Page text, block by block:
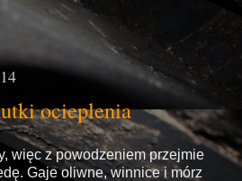
ocieplenia
więc z powodzeniem przejmie
Gaje oliwne, winnice i mórz